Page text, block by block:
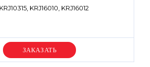
KRJ16010, KRJ16012
Уточняйте цену